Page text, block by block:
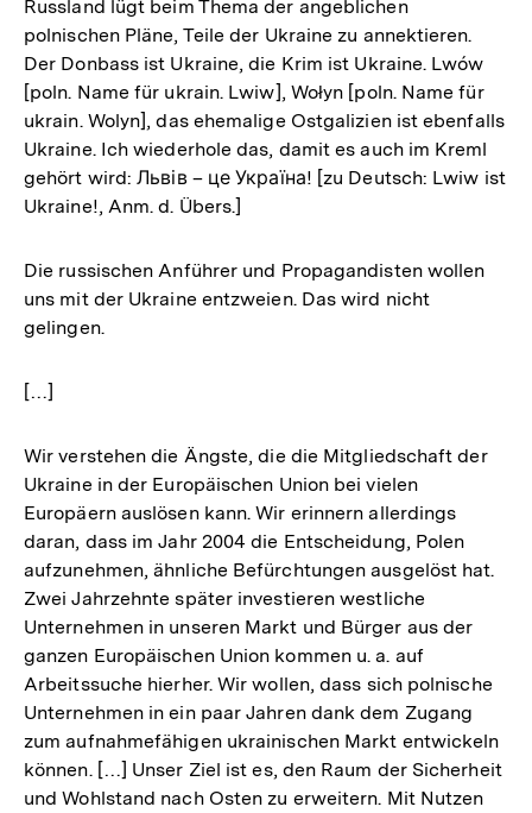
Russland lügt beim Thema der angeblichen
polnischen Pläne, Teile der Ukraine zu annektieren.
Der Donbass ist Ukraine, die Krim ist Ukraine. Lwów
[poln. Name für ukrain. Lwiw], Wołyn [poln. Name für
ukrain. Wolyn], das ehemalige Ostgalizien ist ebenfalls
Ukraine. Ich wiederhole das, damit es auch im Kreml
gehört wird: Львів – це Україна! [zu Deutsch: Lwiw ist
Ukraine!, Anm. d. Übers.]
Die russischen Anführer und Propagandisten wollen
uns mit der Ukraine entzweien. Das wird nicht
gelingen.
[…]
Wir verstehen die Ängste, die die Mitgliedschaft der
Ukraine in der Europäischen Union bei vielen
Europäern auslösen kann. Wir erinnern allerdings
daran, dass im Jahr 2004 die Entscheidung, Polen
aufzunehmen, ähnliche Befürchtungen ausgelöst hat.
Zwei Jahrzehnte später investieren westliche
Unternehmen in unseren Markt und Bürger aus der
ganzen Europäischen Union kommen u. a. auf
Arbeitssuche hierher. Wir wollen, dass sich polnische
Unternehmen in ein paar Jahren dank dem Zugang
zum aufnahmefähigen ukrainischen Markt entwickeln
können. […] Unser Ziel ist es, den Raum der Sicherheit
und Wohlstand nach Osten zu erweitern. Mit Nutzen